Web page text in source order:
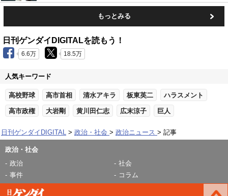
もっとみる
日刊ゲンダイDIGITALを読もう！
6.6万 18.5万
人気キーワード
高校野球 高市首相 清水アキラ 板東英二 ハラスメント
高市政権 大岩剛 黄川田仁志 広末涼子 巨人
日刊ゲンダイDIGITAL 政治・社会 政治ニュース 記事
政治・社会
政治
社会
事件
コラム